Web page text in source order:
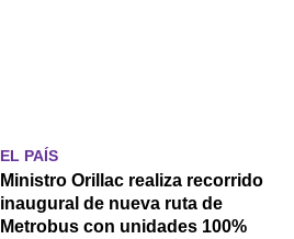
EL PAÍS
Ministro Orillac realiza recorrido
inaugural de nueva ruta de
Metrobus con unidades 100%